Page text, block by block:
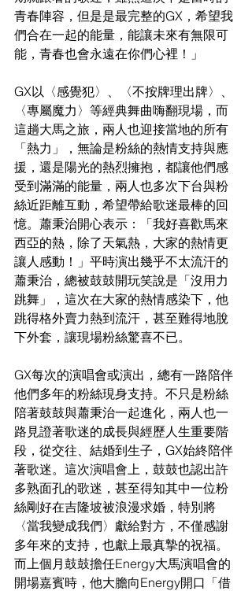
青春陣容，但是是最完整的GX，希望我
們合在一起的能量，能讓未來有無限可
能，青春也會永遠在你們心裡！」
GX以〈感覺犯〉、〈不按牌理出牌〉、
〈專屬魔力〉等經典舞曲嗨翻現場，而
這趟大馬之旅，兩人也迎接當地的所有
「熱力」，無論是粉絲的熱情支持與應
援，還是陽光的熱烈擁抱，都讓他們感
受到滿滿的能量，兩人也多次下台與粉
絲近距離互動，希望帶給歌迷最棒的回
憶。蕭秉治開心表示：「我好喜歡馬來
西亞的熱，除了天氣熱，大家的熱情更
讓人感動！」平時演出幾乎不太流汗的
蕭秉治，總被鼓鼓開玩笑說是「沒用力
跳舞」，這次在大家的熱情感染下，他
跳得格外賣力熱到流汗，甚至難得地脫
下外套，讓現場粉絲驚喜不已。
GX每次的演唱會或演出，總有一路陪伴
他們多年的粉絲現身支持。不只是粉絲
陪著鼓鼓與蕭秉治一起進化，兩人也一
路見證著歌迷的成長與經歷人生重要階
段，從交往、結婚到生子，GX始終陪伴
著歌迷。這次演唱會上，鼓鼓也認出許
多熟面孔的歌迷，甚至得知其中一位粉
絲剛好在吉隆坡被浪漫求婚，特別將
〈當我變成我們〉獻給對方，不僅感謝
多年來的支持，也獻上最真摯的祝福。
而上個月鼓鼓擔任Energy大馬演唱會的
開場嘉賓時，他大膽向Energy開口「借